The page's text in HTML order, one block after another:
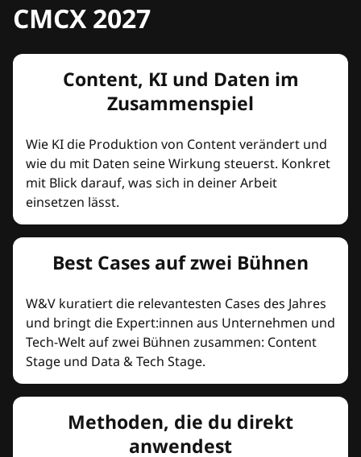
CMCX 2027
Content, KI und Daten im
Zusammenspiel
Wie KI die Produktion von Content verändert und
wie du mit Daten seine Wirkung steuerst. Konkret
mit Blick darauf, was sich in deiner Arbeit
einsetzen lässt.
Best Cases auf zwei Bühnen
W&V kuratiert die relevantesten Cases des Jahres
und bringt die Expert:innen aus Unternehmen und
Tech-Welt auf zwei Bühnen zusammen: Content
Stage und Data & Tech Stage.
Methoden, die du direkt
anwendest